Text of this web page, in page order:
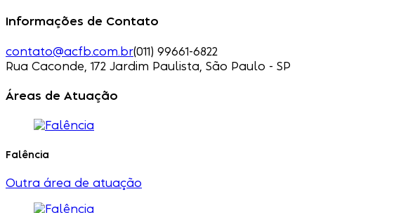
Informações de Contato
contato@acfb.com.br(011) 99661-6822
Rua Caconde, 172 Jardim Paulista, São Paulo - SP
Áreas de Atuação
Falência
Outra área de atuação